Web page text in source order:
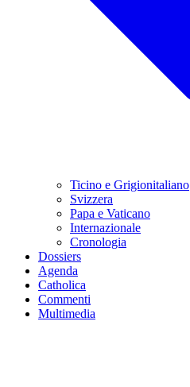
Ticino e Grigionitaliano
Svizzera
Papa e Vaticano
Internazionale
Cronologia
Dossiers
Agenda
Catholica
Commenti
Multimedia